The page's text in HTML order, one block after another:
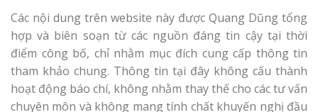
Các nội dung trên website này được Quang Dũng tổng
hợp và biên soạn từ các nguồn đáng tin cậy tại thời
điểm công bố, chỉ nhằm mục đích cung cấp thông tin
tham khảo chung. Thông tin tại đây không cấu thành
hoạt động báo chí, không nhằm thay thế cho các tư vấn
chuyên môn và không mang tính chất khuyến nghị đầu